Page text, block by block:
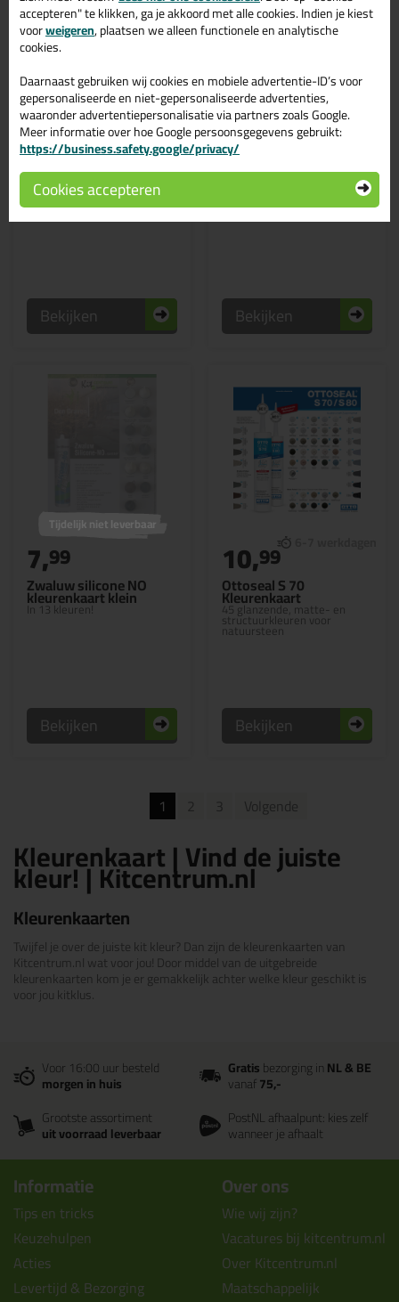
Ottoseal M360 / M361
Kleurenkaart Klein
3,80
Bekijken
Ottoseal M390
5,80
Bekijken
Zwaluw silicone NO
kleurenkaart klein
In 13 kleuren!
Tijdelijk niet leverbaar
7,99
Bekijken
Ottoseal S 70
Kleurenkaart
45 glanzende, matte- en
structuurkleuren voor
natuursteen
10,99
Bekijken
1 2 3 Volgende
Kleurenkaart | Vind de juiste
kleur! | Kitcentrum.nl
Kleurenkaarten
Twijfel je over de juiste kit kleur? Dan zijn de kleurenkaarten van
Kitcentrum.nl wat voor jou! Door middel van de uitgebreide
kleurenkaarten kom je er gemakkelijk achter welke kleur geschikt is
voor jou kitklus.
Voor 16:00 uur besteld
morgen in huis
Gratisbezorging inNL & BE
vanaf75,-
Grootste assortiment
uit voorraad leverbaar
PostNL afhaalpunt: kies zelf
wanneer je afhaalt
Informatie
Tips en tricks
Keuzehulpen
Acties
Levertijd & Bezorging
Over ons
Wie wij zijn?
Vacatures bij kitcentrum.nl
Over Kitcentrum.nl
Maatschappelijk
accepteren" te klikken, ga je akkoord met alle cookies. Indien je kiest
voorweigeren, plaatsen we alleen functionele en analytische
cookies.
Daarnaast gebruiken wij cookies en mobiele advertentie-ID’s voor
gepersonaliseerde en niet-gepersonaliseerde advertenties,
waaronder advertentiepersonalisatie via partners zoals Google.
Meer informatie over hoe Google persoonsgegevens gebruikt:
https://business.safety.google/privacy/
Cookies accepteren